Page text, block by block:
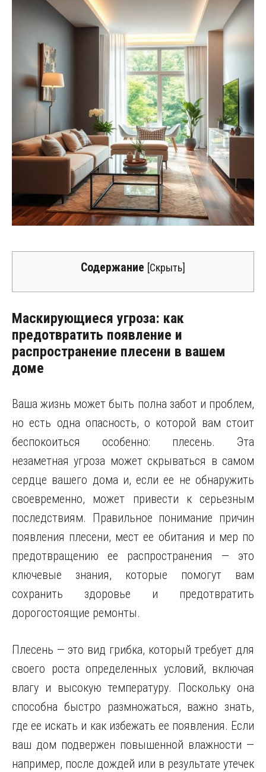
Содержание [Скрыть]
Маскирующиеся угроза: как
предотвратить появление и
распространение плесени в вашем
доме
Ваша жизнь может быть полна забот и проблем,
но есть одна опасность, о которой вам стоит
беспокоиться особенно: плесень. Эта
незаметная угроза может скрываться в самом
сердце вашего дома и, если ее не обнаружить
своевременно, может привести к серьезным
последствиям. Правильное понимание причин
появления плесени, мест ее обитания и мер по
предотвращению ее распространения — это
ключевые знания, которые помогут вам
сохранить здоровье и предотвратить
дорогостоящие ремонты.
Плесень — это вид грибка, который требует для
своего роста определенных условий, включая
влагу и высокую температуру. Поскольку она
способна быстро размножаться, важно знать,
где ее искать и как избежать ее появления. Если
ваш дом подвержен повышенной влажности —
например, после дождей или в результате утечек